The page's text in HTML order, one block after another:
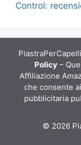
Control:
Policy–
Affiliazione
che consente
pubblicitaria
© 2026